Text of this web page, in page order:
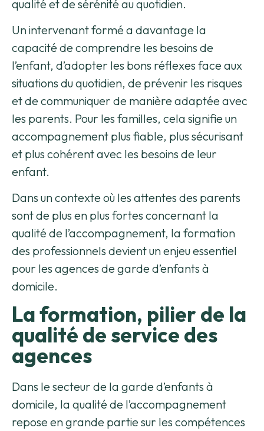
qualité et de sérénité au quotidien.
Un intervenant formé a davantage la
capacité de comprendre les besoins de
l’enfant, d’adopter les bons réflexes face aux
situations du quotidien, de prévenir les risques
et de communiquer de manière adaptée avec
les parents. Pour les familles, cela signifie un
accompagnement plus fiable, plus sécurisant
et plus cohérent avec les besoins de leur
enfant.
Dans un contexte où les attentes des parents
sont de plus en plus fortes concernant la
qualité de l’accompagnement, la formation
des professionnels devient un enjeu essentiel
pour les agences de garde d’enfants à
domicile.
La formation, pilier de la
qualité de service des
agences
Dans le secteur de la garde d’enfants à
domicile, la qualité de l’accompagnement
repose en grande partie sur les compétences